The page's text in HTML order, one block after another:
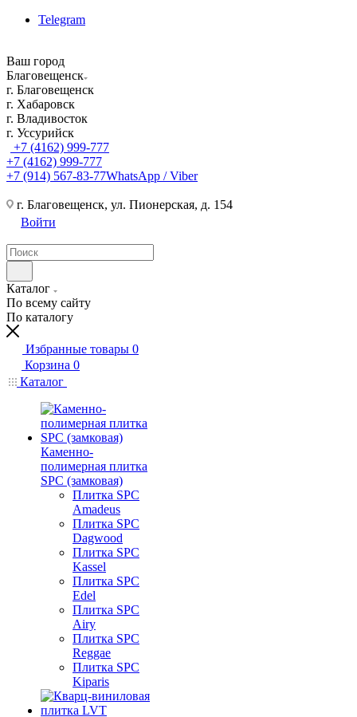
Telegram
Ваш город
Благовещенск
г. Благовещенск
г. Хабаровск
г. Владивосток
г. Уссурийск
+7 (4162) 999-777
+7 (4162) 999-777
+7 (914) 567-83-77WhatsApp / Viber
г. Благовещенск, ул. Пионерская, д. 154
Войти
Каталог
По всему сайту
По каталогу
Избранные товары 0
Корзина 0
Каталог
Каменно-
полимерная плитка
SPC (замковая)
Плитка SPC
Amadeus
Плитка SPC
Dagwood
Плитка SPC
Kassel
Плитка SPC
Edel
Плитка SPC
Airy
Плитка SPC
Reggae
Плитка SPC
Kiparis